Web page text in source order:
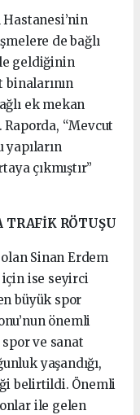
Hastanesi’nin
de bağlı
geldiğinin
ek mekan
“Mevcut
çıkmıştır”
TRAFİK RÖTUŞU
Sinan Erdem
için ise seyirci
büyük spor
önemli
spor ve sanat
yaşandığı,
belirtildi. Önemli
ile gelen